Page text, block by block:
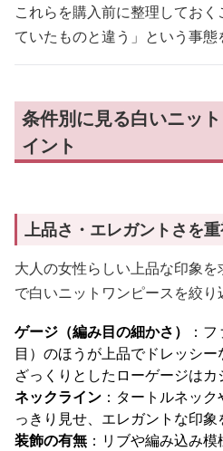
これらを購入前に整理してお
ていたものと違う」という事態
条件別に見る白いニッ
イント
上品さ・エレガントさを
大人の女性らしい上品な印象
で白いニットワンピースを絞り
ゲージ（編み目の細かさ）
：
目）のほうが上品でドレッシー
ざっくりとしたローゲージはカ
ネックライン ：タートルネッ
っきり見せ、エレガントな印象
装飾の有無 ：リブや編み込み